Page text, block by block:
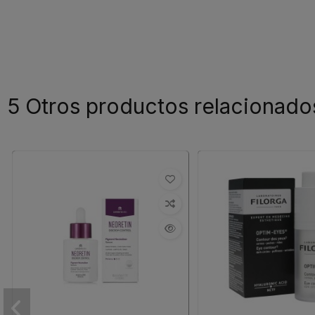
5 Otros productos